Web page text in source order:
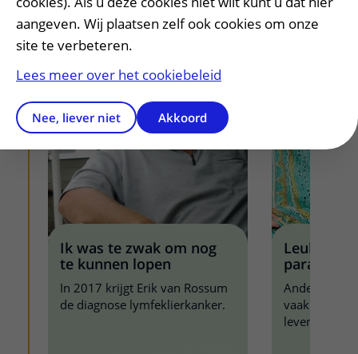
Ik was te zwak om nog
te kunnen lopen
In 2017 krijgt Erik van Rossum
de diagnose lymfeklierkanker.
Leukemie
paraat
Andere
vaak binnen
aangeven. Wij plaatsen zelf ook cookies om onze
site te verbeteren.
Lees meer over het cookiebeleid
Nee, liever niet Akkoord